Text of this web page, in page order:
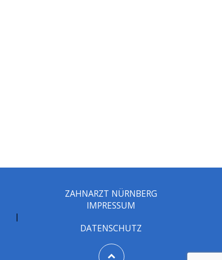
ZAHNARZT NÜRNBERG
IMPRESSUM
|
DATENSCHUTZ